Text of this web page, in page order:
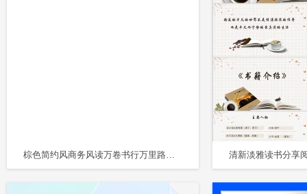
棕色简约风商务风读万卷书行万里路读书分享通用PPT模板